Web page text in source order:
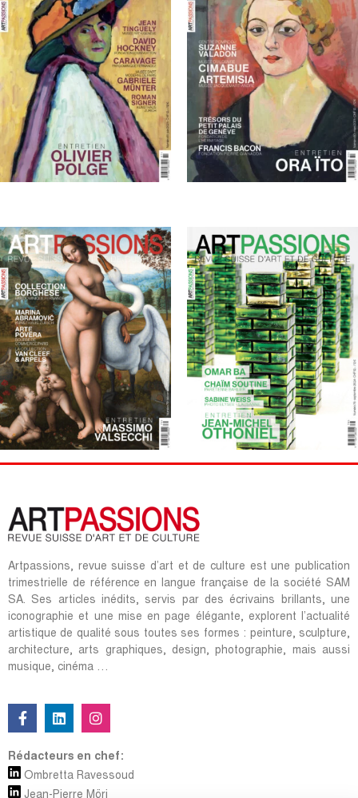
Artpassions, revue suisse d’art et de culture est une publication
trimestrielle de référence en langue française de la société SAM
SA. Ses articles inédits, servis par des écrivains brillants, une
iconographie et une mise en page élégante, explorent l’actualité
artistique de qualité sous toutes ses formes : peinture, sculpture,
architecture, arts graphiques, design, photographie, mais aussi
musique, cinéma …
Rédacteurs en chef:
Ombretta Ravessoud
Jean-Pierre Möri